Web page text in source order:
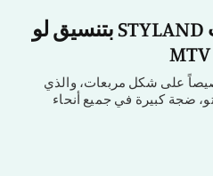
ديمي لوفاتو بإطلالات STYLAND بتنسيق لو
على شكل مربعات، والذي
ضجة كبيرة في جميع أنحاء